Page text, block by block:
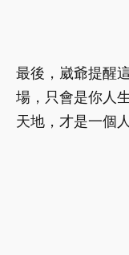
最後，崴爺提醒
場，只會是你人
天地，才是一個